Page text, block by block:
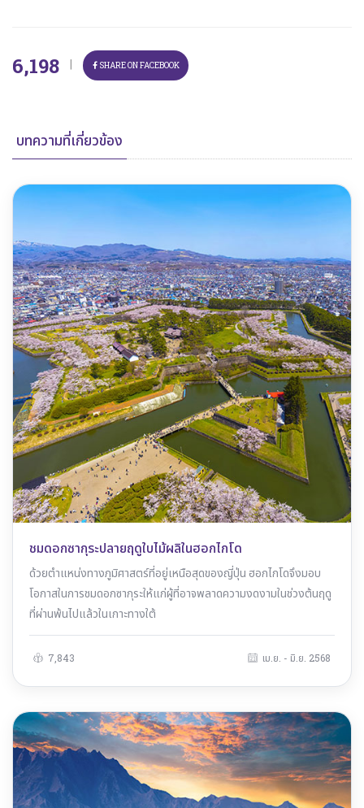
6,198 | SHARE ON FACEBOOK
บทความที่เกี่ยวข้อง
ชมดอกซากุระปลายฤดูใบไม้ผลิในฮอกไกโด
ด้วยตำแหน่งทางภูมิศาสตร์ที่อยู่เหนือสุดของญี่ปุ่น ฮอกไกโดจึงมอบ
โอกาสในการชมดอกซากุระให้แก่ผู้ที่อาจพลาดความงดงามในช่วงต้นฤดู
ที่ผ่านพ้นไปแล้วในเกาะทางใต้
7,843 เม.ย. - มิ.ย. 2568